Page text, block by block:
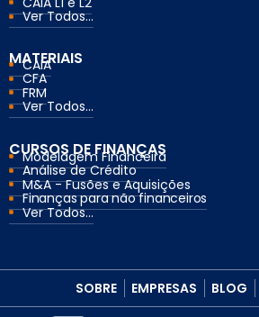
Ver Todos...
MATERIAIS
CAIA
CFA
FRM
Ver Todos...
CURSOS DE FINANÇAS
Modelagem Financeira
Análise de Crédito
M&A - Fusões e Aquisições
Finanças para não financeiros
Ver Todos...
SOBRE EMPRESAS BLOG